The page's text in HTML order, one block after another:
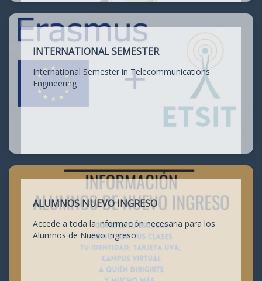
INTERNATIONAL SEMESTER
International Semester in Telecommunications
Engineering
ALUMNOS NUEVO INGRESO
Accede a toda la información necesaria para los
Alumnos de Nuevo Ingreso